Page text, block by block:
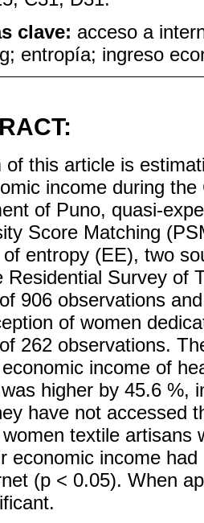
clave: acceso a
entropía; ingreso
of this article is
income during
of Puno, quasi-
Score Matching
of entropy (EE), two
Residential Survey of
906 observations
of women
262 observations.
income of
higher by 45.6 %,
have not accessed
textile artisans
economic income
(p < 0.05). When